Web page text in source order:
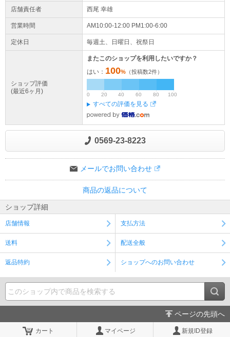
店舗責任者 西尾 幸雄
営業時間 AM10:00-12:00 PM1:00-6:00
定休日 毎週土、日曜日、祝祭日
ショップ評価
(最近6ヶ月)
またこのショップを利用したいですか？
はい： 100% （投稿数2件）
0 20 40 60 80 100
すべての評価を見る
0569-23-8223
メールでお問い合わせ
商品の返品について
ショップ詳細
店舗情報 支払方法
送料 配送全般
返品特約 ショップへのお問い合わせ
ページの先頭へ
カート マイページ 新規ID登録